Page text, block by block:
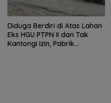
Diduga Berdiri di Atas Lahan
Eks HGU PTPN II dan Tak
Kantongi Izin, Pabrik